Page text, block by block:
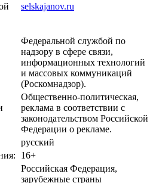
selskajanov.ru
Федеральной службой по
надзору в сфере связи,
информационных технологий
и массовых коммуникаций
(Роскомнадзор).
Общественно-политическая,
реклама в соответствии с
законодательством Российской
Федерации о рекламе.
русский
16+
Российская Федерация,
зарубежные страны